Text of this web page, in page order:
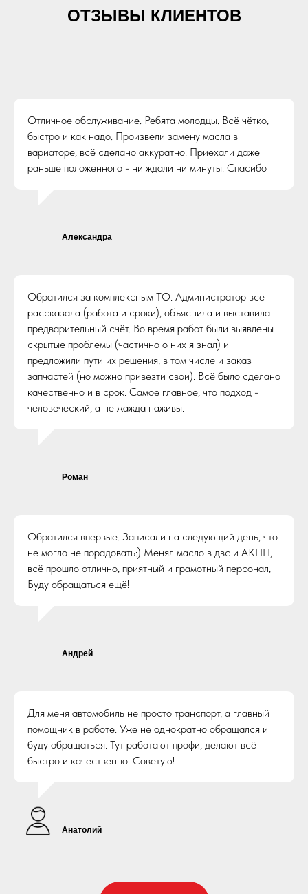
ОТЗЫВЫ КЛИЕНТОВ
Отличное обслуживание. Ребята молодцы. Всё чётко,
быстро и как надо. Произвели замену масла в
вариаторе, всё сделано аккуратно. Приехали даже
раньше положенного - ни ждали ни минуты. Спасибо
Александра
Обратился за комплексным ТО. Администратор всё
рассказала (работа и сроки), объяснила и выставила
предварительный счёт. Во время работ были выявлены
скрытые проблемы (частично о них я знал) и
предложили пути их решения, в том числе и заказ
запчастей (но можно привезти свои). Всё было сделано
качественно и в срок. Самое главное, что подход -
человеческий, а не жажда наживы.
Роман
Обратился впервые. Записали на следующий день, что
не могло не порадовать:) Менял масло в двс и АКПП,
всё прошло отлично, приятный и грамотный персонал,
Буду обращаться ещё!
Андрей
Для меня автомобиль не просто транспорт, а главный
помощник в работе. Уже не однократно обращался и
буду обращаться. Тут работают профи, делают всё
быстро и качественно. Советую!
Анатолий